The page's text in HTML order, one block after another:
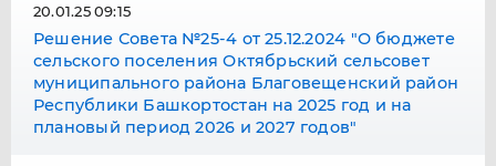
Решение Совета №25-4 от 25.12.2024 "О бюджете
сельского поселения Октябрьский сельсовет
муниципального района Благовещенский район
Республики Башкортостан на 2025 год и на
плановый период 2026 и 2027 годов"
20.01.25 09:15